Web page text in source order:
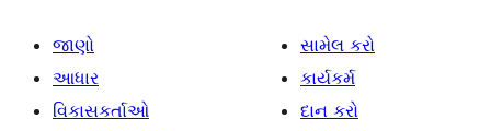
જાણો
આધાર
વિકાસકર્તાઓ
સામેલ કરો
કાર્યકર્મ
દાન કરો